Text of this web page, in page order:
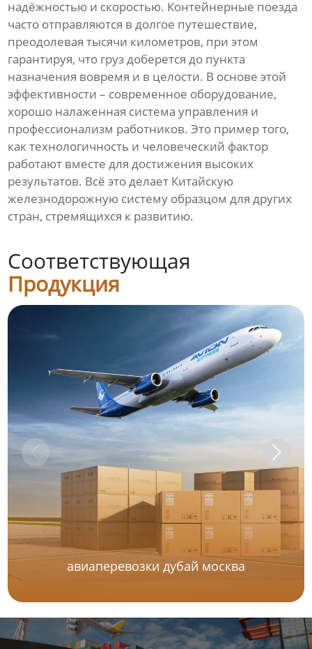
надёжностью и скоростью. Контейнерные поезда
часто отправляются в долгое путешествие,
преодолевая тысячи километров, при этом
гарантируя, что груз доберется до пункта
назначения вовремя и в целости. В основе этой
эффективности – современное оборудование,
хорошо налаженная система управления и
профессионализм работников. Это пример того,
как технологичность и человеческий фактор
работают вместе для достижения высоких
результатов. Всё это делает Китайскую
железнодорожную систему образцом для других
стран, стремящихся к развитию.
Соответствующая
Продукция
авиаперевозки дубай москва